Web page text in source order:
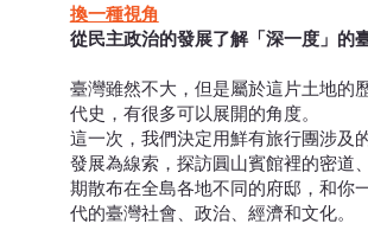
換一種視角
從民主政治的發展了解「深一度」的
臺灣雖然不大，但是屬於這片土地的
代史，有很多可以展開的角度。
這一次，我們決定用鮮有旅行團涉及
發展為線索，探訪圓山賓館裡的密道
期散布在全島各地不同的府邸，和你
代的臺灣社會、政治、經濟和文化。